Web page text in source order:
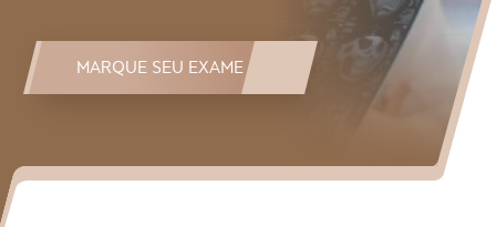
MARQUE SEU EXAME